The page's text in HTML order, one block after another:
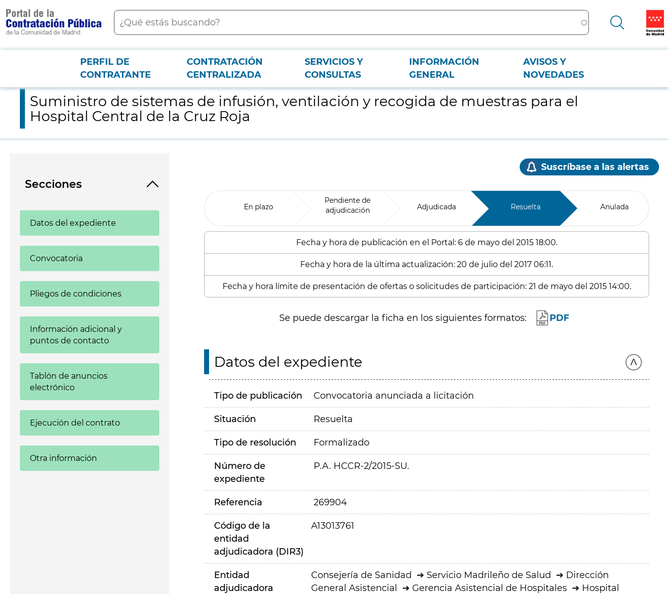
contenido
principal
Buscar
Menú PCON
PERFIL DE
CONTRATANTE
CONTRATACIÓN
CENTRALIZADA
SERVICIOS Y
CONSULTAS
INFORMACIÓN
GENERAL
AVISOS Y
NOVEDADES
Suministro de sistemas de infusión, ventilación y recogida de muestras para el Hospital Central de la Cruz Roja
Suministro de sistemas de infusión, ventilación y recogida de muestras para el
Hospital Central de la Cruz Roja
Secciones
Datos del expediente
Convocatoria
Pliegos de condiciones
Información adicional y
puntos de contacto
Tablón de anuncios
electrónico
Ejecución del contrato
Otra información
Suscríbase a las alertas
En plazo
Pendiente de
adjudicación
Adjudicada Resuelta Anulada
Fecha y hora de publicación en el Portal: 6 de mayo del 2015 18:00.
Fecha y hora de la última actualización: 20 de julio del 2017 06:11.
Fecha y hora límite de presentación de ofertas o solicitudes de participación: 21 de mayo del 2015 14:00.
Se puede descargar la ficha en los siguientes formatos: PDF
Datos del expediente
Tipo de publicación Convocatoria anunciada a licitación
Situación Resuelta
Tipo de resolución Formalizado
Número de
expediente
P.A. HCCR-2/2015-SU.
Referencia 269904
Código de la
entidad
adjudicadora (DIR3)
A13013761
Entidad
adjudicadora
Consejería de Sanidad Servicio Madrileño de Salud
Dirección
General Asistencial
Gerencia Asistencial de Hospitales
Hospital